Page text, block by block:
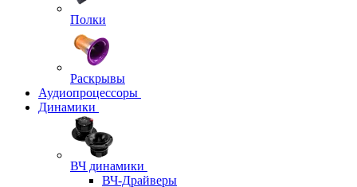
Полки
Раскрывы
Аудиопроцессоры
Динамики
ВЧ динамики
ВЧ-Драйверы